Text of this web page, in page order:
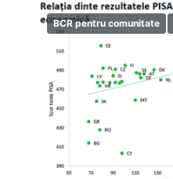
BCR pentru comunitate